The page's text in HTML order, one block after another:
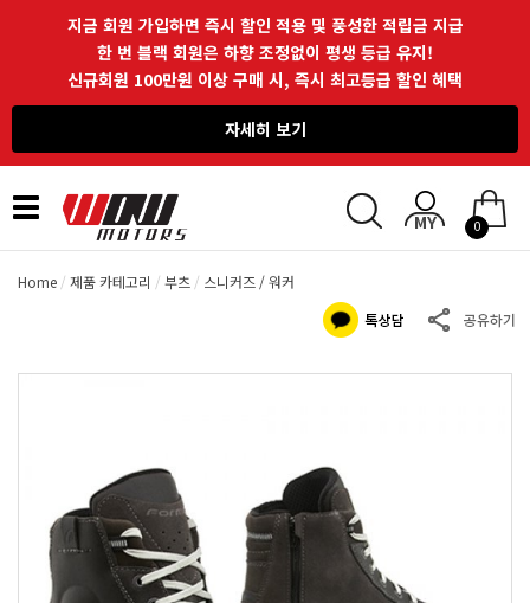
지금 회원 가입하면 즉시 할인 적용 및 풍성한 적립금 지급
한 번 블랙 회원은 하향 조정없이 평생 등급 유지!
신규회원 100만원 이상 구매 시, 즉시 최고등급 할인 혜택
자세히 보기
Toggle
navigation
0
Home 제품 카테고리 부츠 스니커즈 / 워커